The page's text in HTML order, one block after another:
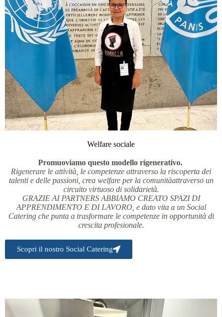
Welfare sociale
Promuoviamo questo modello rigenerativo.
Rigenerare le attività, le competenze attraverso la riscoperta dei
talenti e delle passioni, crea welfare per la comunitàattraverso un
circuito virtuoso di solidarietà.
GRAZIE AI PARTNERS ABBIAMO CREATO SPAZI DI
APPRENDIMENTO E DI LAVORO, e dato vita a un Social
Catering che punta a trasformare le competenze in opportunità di
crescita profesionale.
Scopri il nostro Social Catering